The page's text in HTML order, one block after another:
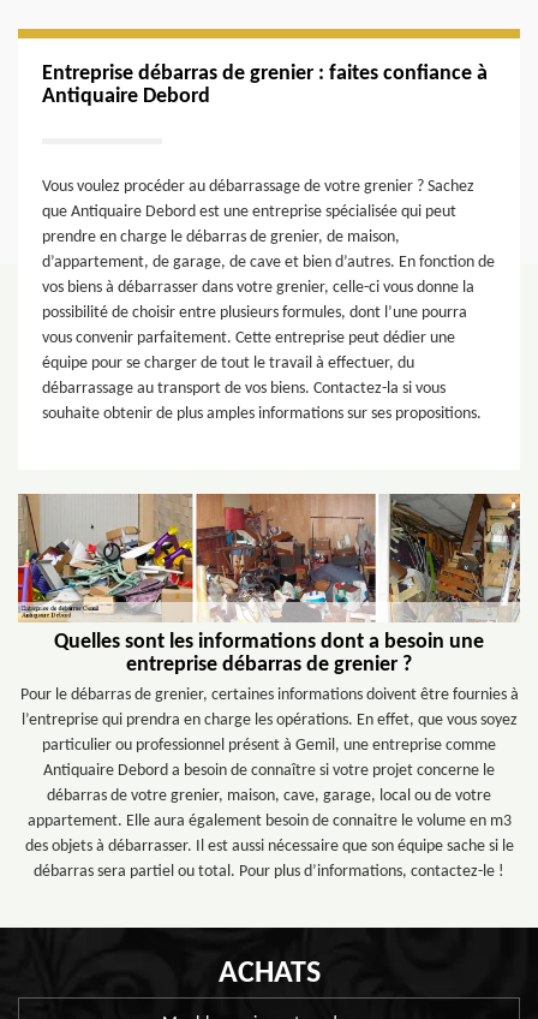
Entreprise débarras de grenier : faites confiance à
Antiquaire Debord
Vous voulez procéder au débarrassage de votre grenier ? Sachez
que Antiquaire Debord est une entreprise spécialisée qui peut
prendre en charge le débarras de grenier, de maison,
d’appartement, de garage, de cave et bien d’autres. En fonction de
vos biens à débarrasser dans votre grenier, celle-ci vous donne la
possibilité de choisir entre plusieurs formules, dont l’une pourra
vous convenir parfaitement. Cette entreprise peut dédier une
équipe pour se charger de tout le travail à effectuer, du
débarrassage au transport de vos biens. Contactez-la si vous
souhaite obtenir de plus amples informations sur ses propositions.
Quelles sont les informations dont a besoin une
entreprise débarras de grenier ?
Pour le débarras de grenier, certaines informations doivent être fournies à
l’entreprise qui prendra en charge les opérations. En effet, que vous soyez
particulier ou professionnel présent à Gemil, une entreprise comme
Antiquaire Debord a besoin de connaître si votre projet concerne le
débarras de votre grenier, maison, cave, garage, local ou de votre
appartement. Elle aura également besoin de connaitre le volume en m3
des objets à débarrasser. Il est aussi nécessaire que son équipe sache si le
débarras sera partiel ou total. Pour plus d’informations, contactez-le !
ACHATS